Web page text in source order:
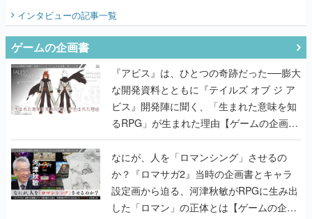
てみた
インタビューの記事一覧
ゲームの企画書
『アビス』は、ひとつの奇跡だった──膨大
な開発資料とともに『テイルズ オブ ジ ア
ビス』開発陣に聞く、「生まれた意味を知
るRPG」が生まれた理由【ゲームの企画
書】
なにが、人を「ロマンシング」させるの
か？『ロマサガ2』当時の企画書とキャラ
設定画から迫る、河津秋敏がRPGに生み出
した「ロマン」の正体とは【ゲームの企画